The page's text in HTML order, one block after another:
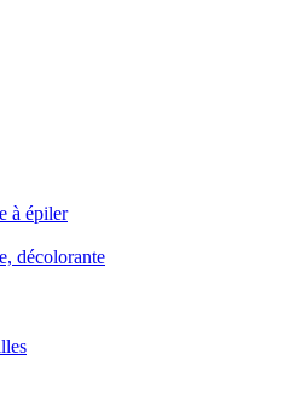
à épiler
décolorante